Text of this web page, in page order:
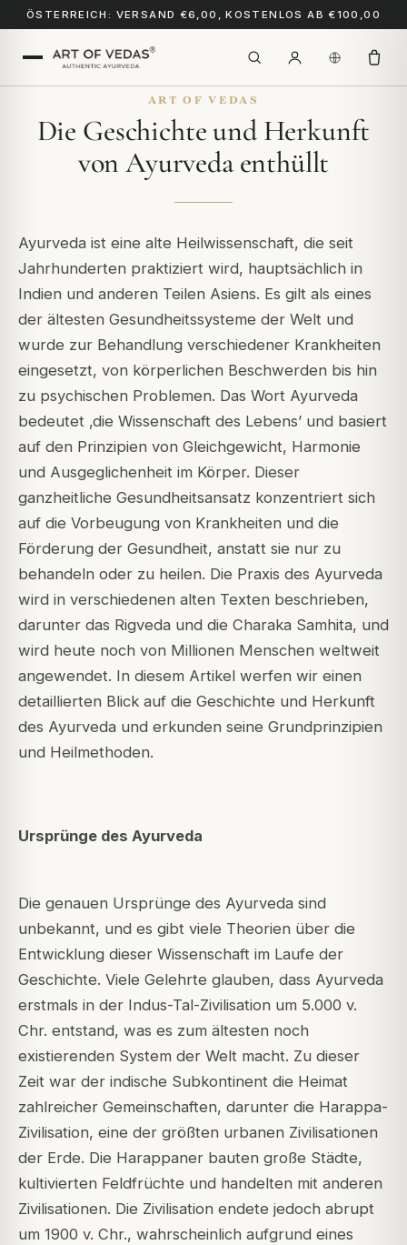
ÖSTERREICH: VERSAND €6,00, KOSTENLOS AB €100,00
ART OF VEDAS
Die Geschichte und Herkunft
von Ayurveda enthüllt
Ayurveda ist eine alte Heilwissenschaft, die seit
Jahrhunderten praktiziert wird, hauptsächlich in
Indien und anderen Teilen Asiens. Es gilt als eines
der ältesten Gesundheitssysteme der Welt und
wurde zur Behandlung verschiedener Krankheiten
eingesetzt, von körperlichen Beschwerden bis hin
zu psychischen Problemen. Das Wort Ayurveda
bedeutet ‚die Wissenschaft des Lebens’ und basiert
auf den Prinzipien von Gleichgewicht, Harmonie
und Ausgeglichenheit im Körper. Dieser
ganzheitliche Gesundheitsansatz konzentriert sich
auf die Vorbeugung von Krankheiten und die
Förderung der Gesundheit, anstatt sie nur zu
behandeln oder zu heilen. Die Praxis des Ayurveda
wird in verschiedenen alten Texten beschrieben,
darunter das Rigveda und die Charaka Samhita, und
wird heute noch von Millionen Menschen weltweit
angewendet. In diesem Artikel werfen wir einen
detaillierten Blick auf die Geschichte und Herkunft
des Ayurveda und erkunden seine Grundprinzipien
und Heilmethoden.
Ursprünge des Ayurveda
Die genauen Ursprünge des Ayurveda sind
unbekannt, und es gibt viele Theorien über die
Entwicklung dieser Wissenschaft im Laufe der
Geschichte. Viele Gelehrte glauben, dass Ayurveda
erstmals in der Indus-Tal-Zivilisation um 5.000 v.
Chr. entstand, was es zum ältesten noch
existierenden System der Welt macht. Zu dieser
Zeit war der indische Subkontinent die Heimat
zahlreicher Gemeinschaften, darunter die Harappa-
Zivilisation, eine der größten urbanen Zivilisationen
der Erde. Die Harappaner bauten große Städte,
kultivierten Feldfrüchte und handelten mit anderen
Zivilisationen. Die Zivilisation endete jedoch abrupt
um 1900 v. Chr., wahrscheinlich aufgrund eines